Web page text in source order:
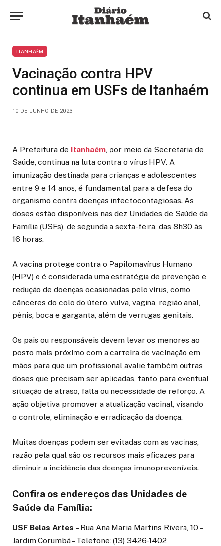
ITANHAÉM
Vacinação contra HPV
continua em USFs de Itanhaém
10 DE JUNHO DE 2023
A Prefeitura de Itanhaém, por meio da Secretaria de
Saúde, continua na luta contra o vírus HPV. A
imunização destinada para crianças e adolescentes
entre 9 e 14 anos, é fundamental para a defesa do
organismo contra doenças infectocontagiosas. As
doses estão disponíveis nas dez Unidades de Saúde da
Família (USFs), de segunda a sexta-feira, das 8h30 às
16 horas.
A vacina protege contra o Papilomavírus Humano
(HPV) e é considerada uma estratégia de prevenção e
redução de doenças ocasionadas pelo vírus, como
cânceres do colo do útero, vulva, vagina, região anal,
pênis, boca e garganta, além de verrugas genitais.
Os pais ou responsáveis devem levar os menores ao
posto mais próximo com a carteira de vacinação em
mãos para que um profissional avalie também outras
doses que precisam ser aplicadas, tanto para eventual
situação de atraso, falta ou necessidade de reforço. A
ação objetiva promover a atualização vacinal, visando
o controle, eliminação e erradicação da doença.
Muitas doenças podem ser evitadas com as vacinas,
razão pela qual são os recursos mais eficazes para
diminuir a incidência das doenças imunopreveníveis.
Confira os endereços das Unidades de
Saúde da Família:
USF Belas Artes – Rua Ana Maria Martins Rivera, 10 –
Jardim Corumbá – Telefone: (13) 3426-1402